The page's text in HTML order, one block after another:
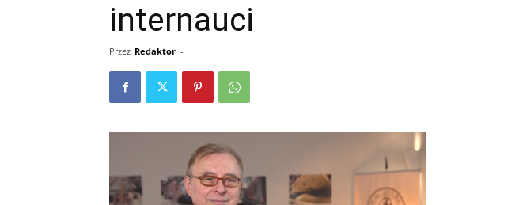
internauci
Przez Redaktor -